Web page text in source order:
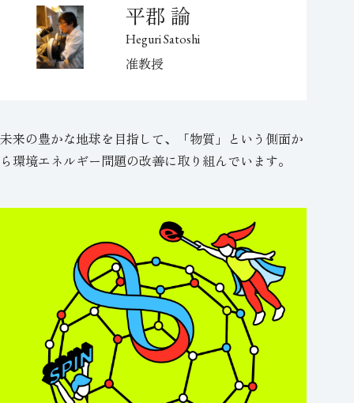
平郡 諭
Heguri Satoshi
准教授
未来の豊かな地球を目指して、「物質」という側面か
ら環境エネルギー問題の改善に取り組んでいます。